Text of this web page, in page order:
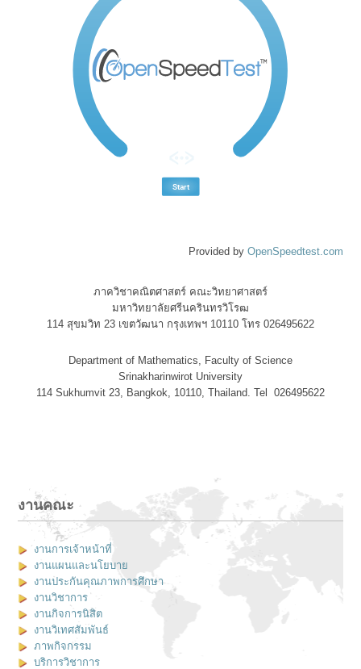
Provided by OpenSpeedtest.com
ภาควิชาคณิตศาสตร์ คณะวิทยาศาสตร์
มหาวิทยาลัยศรีนครินทรวิโรฒ
114 สุขมวิท 23 เขตวัฒนา กรุงเทพฯ 10110 โทร 026495622
Department of Mathematics, Faculty of Science
Srinakharinwirot University
114 Sukhumvit 23, Bangkok, 10110, Thailand. Tel 026495622
งานคณะ
งานการเจ้าหน้าที่
งานแผนและนโยบาย
งานประกันคุณภาพการศึกษา
งานวิชาการ
งานกิจการนิสิต
งานวิเทศสัมพันธ์
ภาพกิจกรรม
บริการวิชาการ